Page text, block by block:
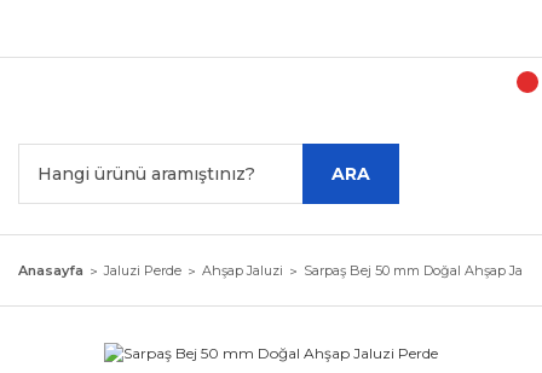
ARA
Anasayfa Jaluzi Perde Ahşap Jaluzi Sarpaş Bej 50 mm Doğal Ahşap